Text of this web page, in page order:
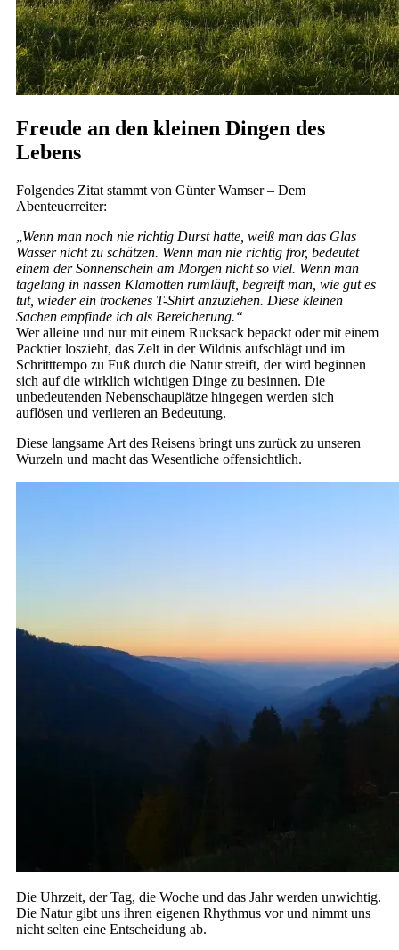
Freude an den kleinen Dingen des
Lebens
Folgendes Zitat stammt von Günter Wamser – Dem
Abenteuerreiter:
„Wenn man noch nie richtig Durst hatte, weiß man das Glas
Wasser nicht zu schätzen. Wenn man nie richtig fror, bedeutet
einem der Sonnenschein am Morgen nicht so viel. Wenn man
tagelang in nassen Klamotten rumläuft, begreift man, wie gut es
tut, wieder ein trockenes T-Shirt anzuziehen. Diese kleinen
Sachen empfinde ich als Bereicherung.“
Wer alleine und nur mit einem Rucksack bepackt oder mit einem
Packtier loszieht, das Zelt in der Wildnis aufschlägt und im
Schritttempo zu Fuß durch die Natur streift, der wird beginnen
sich auf die wirklich wichtigen Dinge zu besinnen. Die
unbedeutenden Nebenschauplätze hingegen werden sich
auflösen und verlieren an Bedeutung.
Diese langsame Art des Reisens bringt uns zurück zu unseren
Wurzeln und macht das Wesentliche offensichtlich.
Die Uhrzeit, der Tag, die Woche und das Jahr werden unwichtig.
Die Natur gibt uns ihren eigenen Rhythmus vor und nimmt uns
nicht selten eine Entscheidung ab.